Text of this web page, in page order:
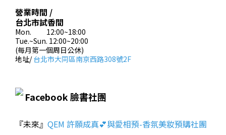
營業時間 /
台北市試香間
Mon. 12:00~18:00
Tue.~Sun. 12:00~20:00
(每月第一個周日公休)
地址/台北市大同區南京西路308號2F
Facebook 臉書社團
『未來』 QEM 許願成真💕與愛相預-香氛美妝預購社團